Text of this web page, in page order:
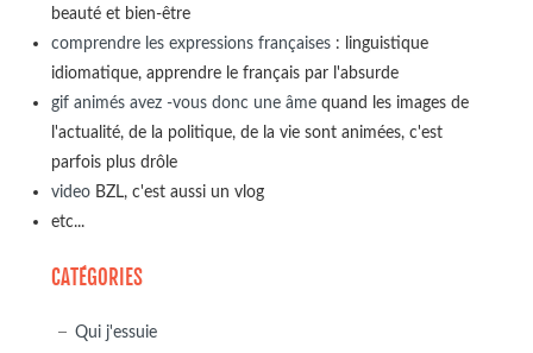
beauté et bien-être
comprendre les expressions françaises: linguistique
idiomatique, apprendre le français par l'absurde
gif animés avez -vous donc une âmequand les images de
l'actualité, de la politique, de la vie sont animées, c'est
parfois plus drôle
videoBZL, c'est aussi un vlog
etc...
CATÉGORIES
Qui j'essuie